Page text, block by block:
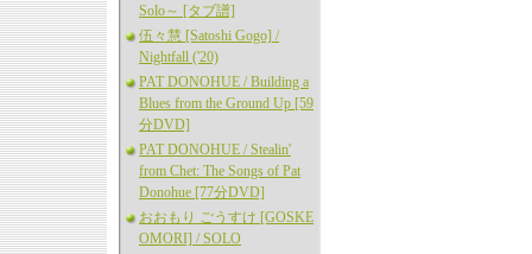
Solo～ [タブ譜]
伍々慧 [Satoshi Gogo] /
Nightfall ('20)
PAT DONOHUE / Building a
Blues from the Ground Up [59
分DVD]
PAT DONOHUE / Stealin'
from Chet: The Songs of Pat
Donohue [77分DVD]
おおもり ごうすけ [GOSKE
OMORI] / SOLO